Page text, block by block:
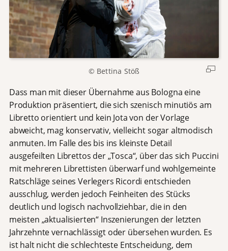
© Bettina Stöß
Dass man mit dieser Übernahme aus Bologna eine
Produktion präsentiert, die sich szenisch minutiös am
Libretto orientiert und kein Jota von der Vorlage
abweicht, mag konservativ, vielleicht sogar altmodisch
anmuten. Im Falle des bis ins kleinste Detail
ausgefeilten Librettos der „Tosca“, über das sich Puccini
mit mehreren Librettisten überwarf und wohlgemeinte
Ratschläge seines Verlegers Ricordi entschieden
ausschlug, werden jedoch Feinheiten des Stücks
deutlich und logisch nachvollziehbar, die in den
meisten „aktualisierten“ Inszenierungen der letzten
Jahrzehnte vernachlässigt oder übersehen wurden. Es
ist halt nicht die schlechteste Entscheidung, dem